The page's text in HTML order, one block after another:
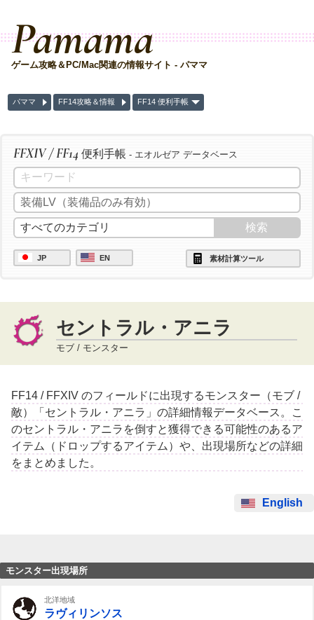
Pamama
ゲーム攻略＆PC/Mac関連の情報サイト - パママ
パママ FF14攻略＆情報 FF14 便利手帳
FFXIV / FF14 便利手帳 - エオルゼア データベース
JP EN 素材計算ツール
セントラル・アニラ
モブ / モンスター
FF14 / FFXIV のフィールドに出現するモンスター（モブ /
敵）「セントラル・アニラ」の詳細情報データベース。こ
のセントラル・アニラを倒すと獲得できる可能性のあるア
イテム（ドロップするアイテム）や、出現場所などの詳細
をまとめました。
English
モンスター出現場所
北洋地域
ラヴィリンソス